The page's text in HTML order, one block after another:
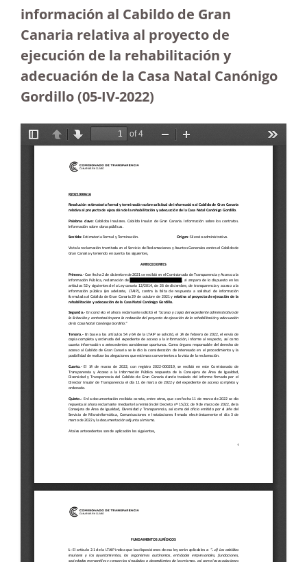
información al Cabildo de Gran
Canaria relativa al proyecto de
ejecución de la rehabilitación y
adecuación de la Casa Natal Canónigo
Gordillo(05-IV-2022)